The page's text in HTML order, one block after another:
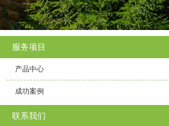
服务项目
产品中心
成功案例
联系我们